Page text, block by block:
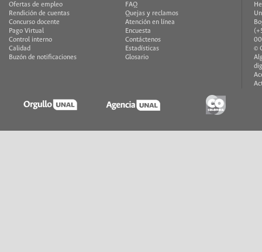
Ofertas de empleo
Rendición de cuentas
Concurso docente
Pago Virtual
Control interno
Calidad
Buzón de notificaciones
FAQ
Quejas y reclamos
Atención en línea
Encuesta
Contáctenos
Estadísticas
Glosario
©